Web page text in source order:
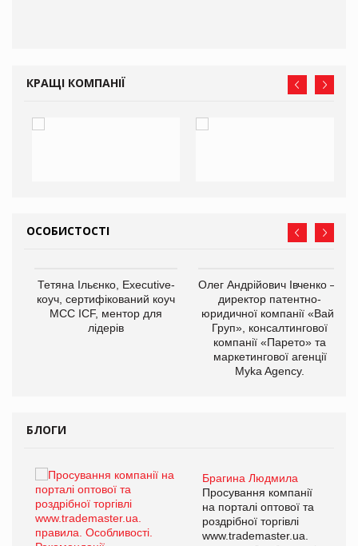
КРАЩІ КОМПАНІЇ
ОСОБИСТОСТІ
Тетяна Ільєнко, Executive-
коуч, сертифікований коуч
МСС ICF, ментор для
лідерів
Олег Андрійович Івченко —
директор патентно-
юридичної компанії «Вайз
Груп», консалтингової
компанії «Парето» та
маркетингової агенції
Myka Agency.
БЛОГИ
Брагина Людмила
Просування компанії
на порталі оптової та
роздрібної торгівлі
www.trademaster.ua.